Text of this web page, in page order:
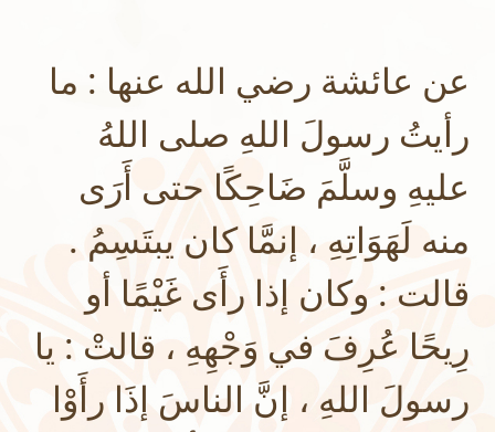
عن عائشة رضي الله عنها : ما
رأيتُ رسولَ اللهِ صلى اللهُ
عليهِ وسلَّمَ ضَاحِكًا حتى أَرَى
منه لَهَوَاتِهِ ، إنمَّا كان يبتَسِمُ .
قالت : وكان إذا رأَى غَيْمًا أو
رِيحًا عُرِفَ في وَجْهِهِ ، قالتْ : يا
رسولَ اللهِ ، إنَّ الناسَ إذَا رأَوْا